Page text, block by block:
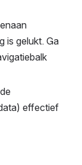
is gelukt. Ga
effectief